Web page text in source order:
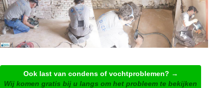
Ook last van condens of vochtproblemen? →
Wij komen gratis bij u langs om het probleem te bekijken